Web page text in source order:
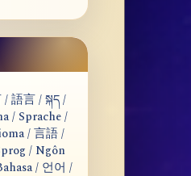
/ 語言 / སྐད /
/ Sprache /
/ 言語 /
/ Ngôn
/ 언어 /